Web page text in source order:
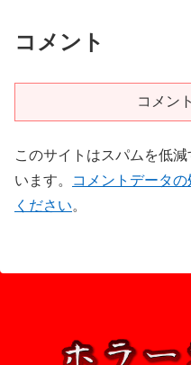
コメント
コメン
このサイトはスパムを低
います。
コメントデータ
ください。